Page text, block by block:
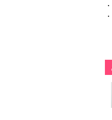
・
・